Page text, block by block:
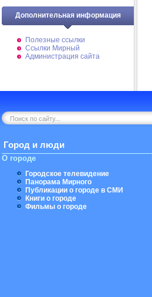
Дополнительная информация
Полезные ссылки
Ссылки Мирный
Администрация сайта
Город и люди
О городе
Городское телевидение
Панорама Мирного
Публикации о городе в СМИ
Книги о городе
Фильмы о городе